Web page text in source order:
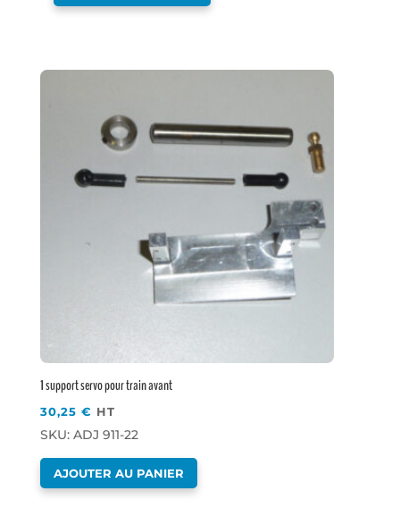
1 support servo pour train avant
30,25€ HT
SKU: ADJ 911-22
AJOUTER AU PANIER